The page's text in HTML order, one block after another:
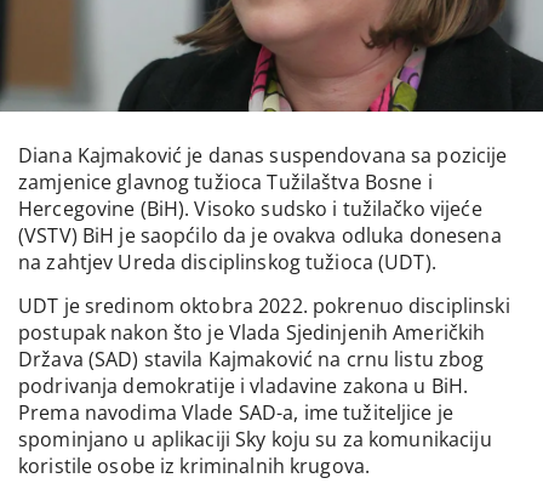
Diana Kajmaković je danas suspendovana sa pozicije
zamjenice glavnog tužioca Tužilaštva Bosne i
Hercegovine (BiH). Visoko sudsko i tužilačko vijeće
(VSTV) BiH je saopćilo da je ovakva odluka donesena
na zahtjev Ureda disciplinskog tužioca (UDT).
UDT je sredinom oktobra 2022. pokrenuo disciplinski
postupak nakon što je Vlada Sjedinjenih Američkih
Država (SAD) stavila Kajmaković na crnu listu zbog
podrivanja demokratije i vladavine zakona u BiH.
Prema navodima Vlade SAD-a, ime tužiteljice je
spominjano u aplikaciji Sky koju su za komunikaciju
koristile osobe iz kriminalnih krugova.